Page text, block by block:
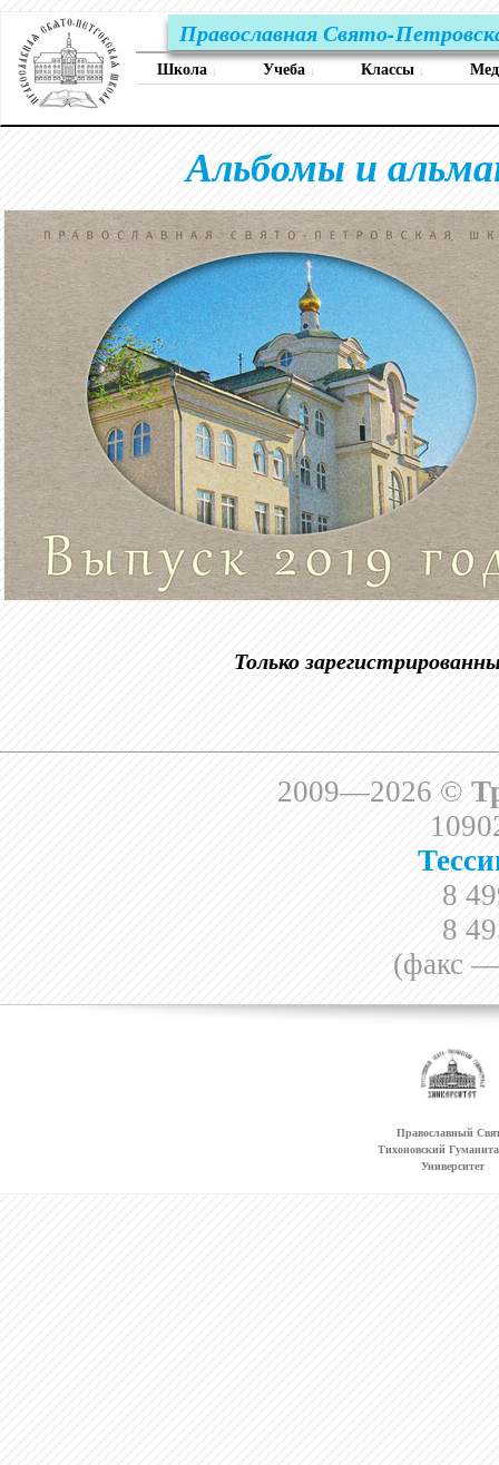
Православная Свято-
Школа ↓ Учеба ↓ Классы ↓
Альбомы и
Только
2009—2026 ©
8
8
(факс
Православный
Тихоновский
Университет